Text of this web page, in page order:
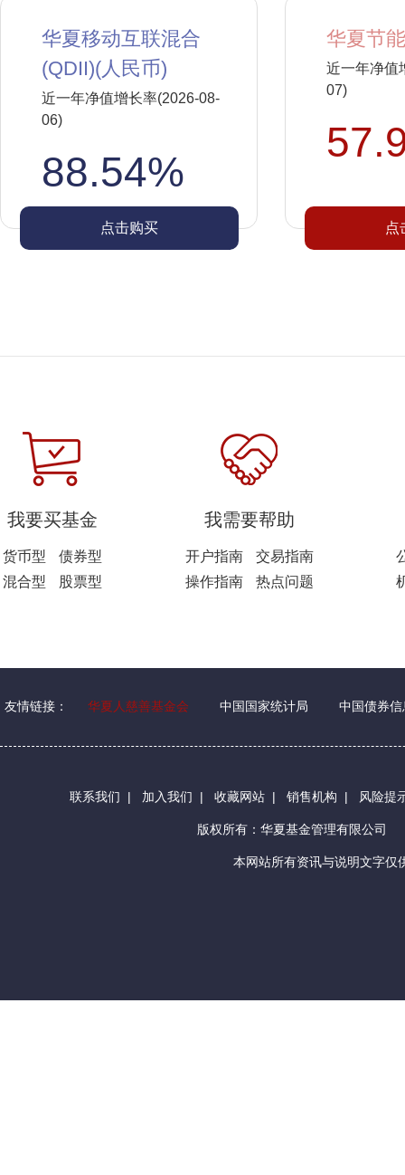
华夏移动互联混合
(QDII)(人民币)
近一年净值增长率(2026-08-
06)
88.54%
点击购买
华夏节
近一年净值
07)
点
我要买基金
货币型
债券型
混合型
股票型
我需要帮助
开户指南
交易指南
操作指南
热点问题
友情链接： 华夏人慈善基金会 中国国家统计局 中国债券信
联系我们 | 加入我们 | 收藏网站 | 销售机构 | 风险提
版权所有：华夏基金管理有限公司
本网站所有资讯与说明文字仅